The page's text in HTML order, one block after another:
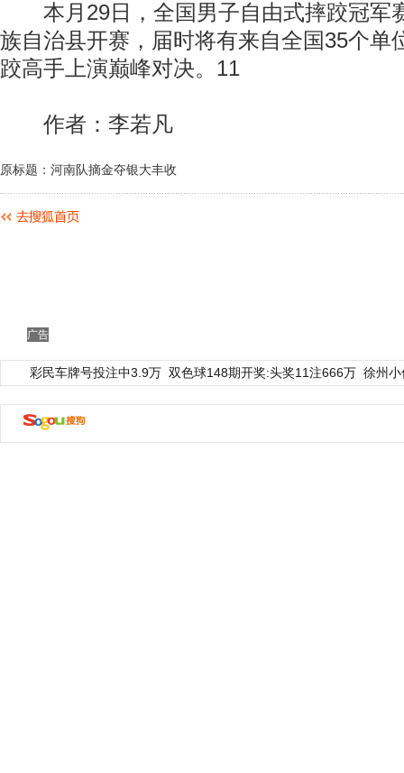
本月29日，全国男子自由式摔跤冠军
族自治县开赛，届时将有来自全国35个单
跤高手上演巅峰对决。11
作者：李若凡
原标题：河南队摘金夺银大丰收
广告
彩民车牌号投注中3.9万 双色球148期开奖:头奖11注666万 徐州